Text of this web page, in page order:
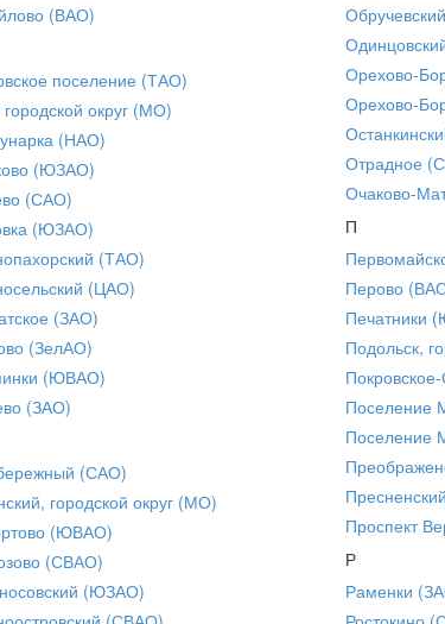
(ВАО)
поселение (ТАО)
округ (МО)
(НАО)
(ЮЗАО)
(САО)
(ЮЗАО)
(ТАО)
(ЦАО)
(ЗАО)
(ЗелАО)
(ЮВАО)
(ЗАО)
(САО)
городской округ (МО)
(ЮВАО)
(СВАО)
(ЮЗАО)
Орехово-
Орехово-
Отрадное
Очаково-
П
Перово
Печатники
Подольск,
Поселение
Поселение
Проспект
Р
Раменки